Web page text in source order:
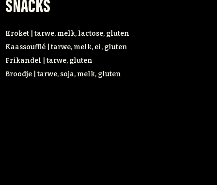
SNACKS
Kroket | tarwe, melk, lactose, gluten
Kaassoufflé | tarwe, melk, ei, gluten
Frikandel | tarwe, gluten
Broodje | tarwe, soja, melk, gluten